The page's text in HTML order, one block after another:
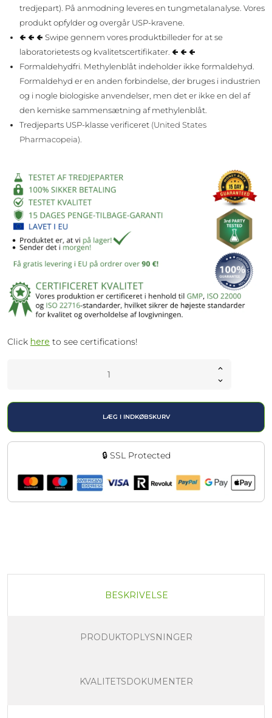
tredjepart) . På anmodning leveres en tungmetalanalyse. Vores
produkt opfylder og overgår USP-kravene.
🢀 🢀 🢀 Swipe gennem vores produktbilleder for at se
laboratorietests og kvalitetscertifikater. 🢀 🢀 🢀
Formaldehydfri. Methylenblåt indeholder ikke formaldehyd.
Formaldehyd er en anden forbindelse, der bruges i industrien
og i nogle biologiske anvendelser, men det er ikke en del af
den kemiske sammensætning af methylenblåt.
Tredjeparts USP-klasse verificeret (United States
Pharmacopeia).
Click here to see certifications!
LÆG I INDKØBSKURV
🔒 SSL Protected
BESKRIVELSE
PRODUKTOPLYSNINGER
KVALITETSDOKUMENTER